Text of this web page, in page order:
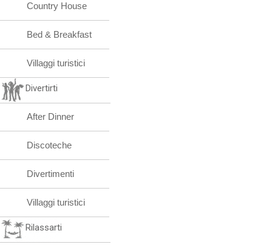
Country House
Bed & Breakfast
Villaggi turistici
Divertirti
After Dinner
Discoteche
Divertimenti
Villaggi turistici
Rilassarti